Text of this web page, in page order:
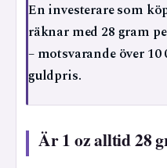
En investerare som
räknar med 28 gram
– motsvarande över
guldpris.
Är 1 oz alltid 28